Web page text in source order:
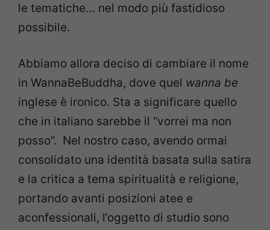
le tematiche… nel modo più fastidioso
possibile.
Abbiamo allora deciso di cambiare il nome
in WannaBeBuddha, dove quel wanna be
inglese è ironico. Sta a significare quello
che in italiano sarebbe il “vorrei ma non
posso”. Nel nostro caso, avendo ormai
consolidato una identità basata sulla satira
e la critica a tema spiritualità e religione,
portando avanti posizioni atee e
aconfessionali, l’oggetto di studio sono